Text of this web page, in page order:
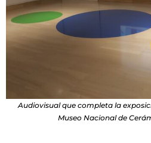
Audiovisual que completa la
Museo Nacional de